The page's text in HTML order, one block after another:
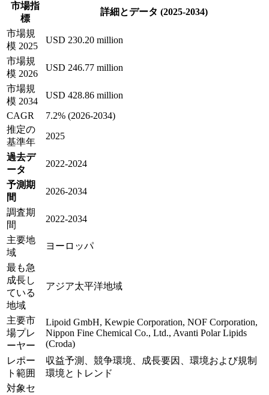
市場指
標
詳細とデータ (2025-2034)
市場規
模 2025
USD 230.20 million
市場規
模 2026
USD 246.77 million
市場規
模 2034
USD 428.86 million
CAGR
7.2% (2026-2034)
推定の
基準年
2025
過去デ
ータ
2022-2024
予測期
間
2026-2034
調査期
間
2022-2034
主要地
域
ヨーロッパ
最も急
成長し
ている
地域
アジア太平洋地域
主要市
場プレ
ーヤー
Lipoid GmbH, Kewpie Corporation, NOF Corporation,
Nippon Fine Chemical Co., Ltd., Avanti Polar Lipids
(Croda)
レポー
ト範囲
収益予測、競争環境、成長要因、環境および規制
環境とトレンド
対象セ